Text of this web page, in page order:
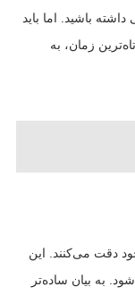
باشید. اما باید
زمان، به
دقت می‌کنند. این
به بیان ساده‌تر